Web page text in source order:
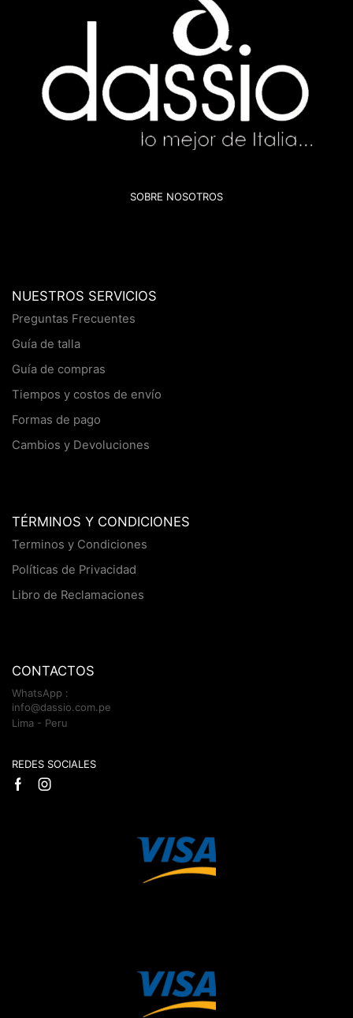
SOBRE NOSOTROS
NUESTROS SERVICIOS
Preguntas Frecuentes
Guía de talla
Guía de compras
Tiempos y costos de envío
Formas de pago
Cambios y Devoluciones
TÉRMINOS Y CONDICIONES
Terminos y Condiciones
Políticas de Privacidad
Libro de Reclamaciones
CONTACTOS
WhatsApp :
info@dassio.com.pe
Lima - Peru
REDES SOCIALES
FacebookInstagram